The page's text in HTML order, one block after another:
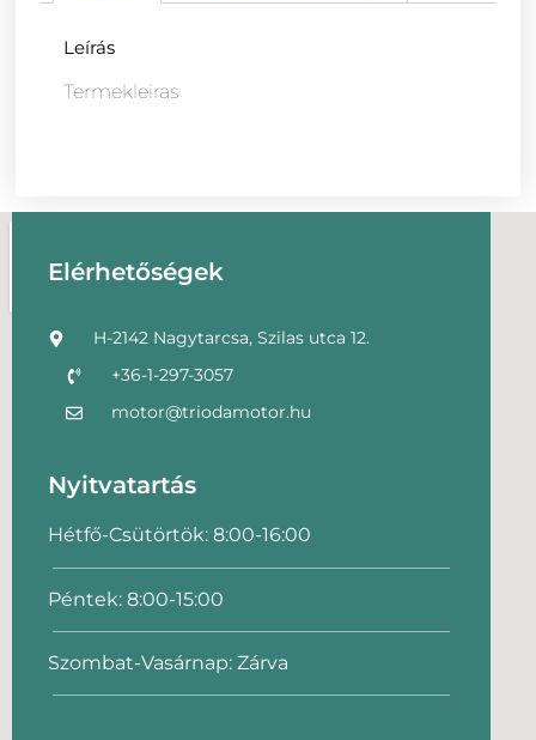
Leírás
Termekleiras
Elérhetőségek
H-2142 Nagytarcsa, Szilas utca 12.
+36-1-297-3057
motor@triodamotor.hu
Nyitvatartás
Hétfő-Csütörtök: 8:00-16:00
Péntek: 8:00-15:00
Szombat-Vasárnap: Zárva